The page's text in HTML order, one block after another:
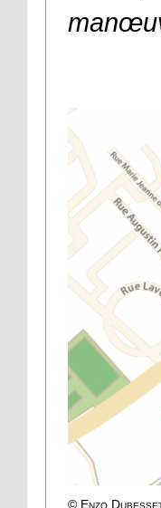
© Enzo